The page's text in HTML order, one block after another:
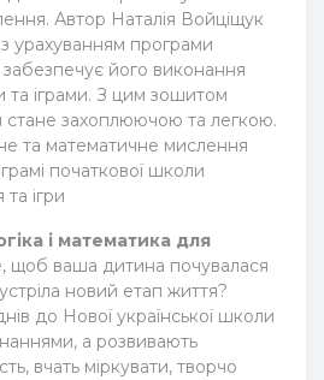
Автор Наталія Войціщук
урахуванням програми
його виконання
та іграми. З цим зошитом
стане захоплюючою та легкою.
та математичне мислення
початкової школи
та ігри
і математика для
щоб ваша дитина почувалася
новий етап життя?
до Нової української школи
а розвивають
вчать міркувати, творчо